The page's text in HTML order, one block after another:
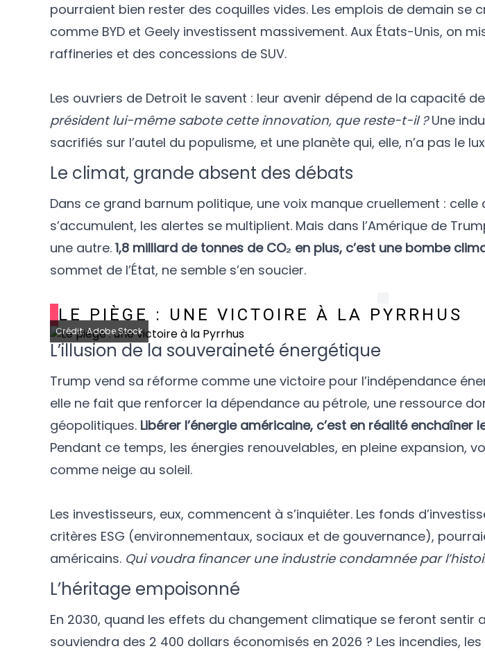
pourraient bien rester des coquilles vides. Les emplois de demain se
comme BYD et Geely investissent massivement. Aux États-Unis, on
raffineries et des concessions de SUV.
Les ouvriers de Detroit le savent : leur avenir dépend de la capacité
président lui-même sabote cette innovation, que reste-t-il ?Une
sacrifiés sur l’autel du populisme, et une planète qui, elle, n’a pas le
Le climat, grande absent des débats
Dans ce grand barnum politique, une voix manque cruellement : celle
s’accumulent, les alertes se multiplient. Mais dans l’Amérique de
une autre. 1,8 milliard de tonnes de CO₂ en plus, c’est une bombe
sommet de l’État, ne semble s’en soucier.
LE PIÈGE : UNE VICTOIRE À LA PYRRHUS
Crédit: Adobe Stock
L’illusion de la souveraineté énergétique
Trump vend sa réforme comme une victoire pour l’indépendance
elle ne fait que renforcer la dépendance au pétrole, une ressource
géopolitiques. Libérer l’énergie américaine, c’est en réalité enchaîner
Pendant ce temps, les énergies renouvelables, en pleine expansion,
comme neige au soleil.
Les investisseurs, eux, commencent à s’inquiéter. Les fonds
critères ESG (environnementaux, sociaux et de gouvernance),
américains. Qui voudra financer une industrie condamnée par
L’héritage empoisonné
En 2030, quand les effets du changement climatique se feront sentir
souviendra des 2 400 dollars économisés en 2026 ? Les incendies,